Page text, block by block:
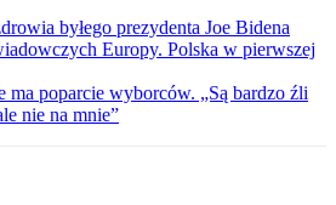
byłego prezydenta Joe Bidena
Europy. Polska w pierwszej
ma poparcie wyborców. „Są bardzo źli
nie na mnie”